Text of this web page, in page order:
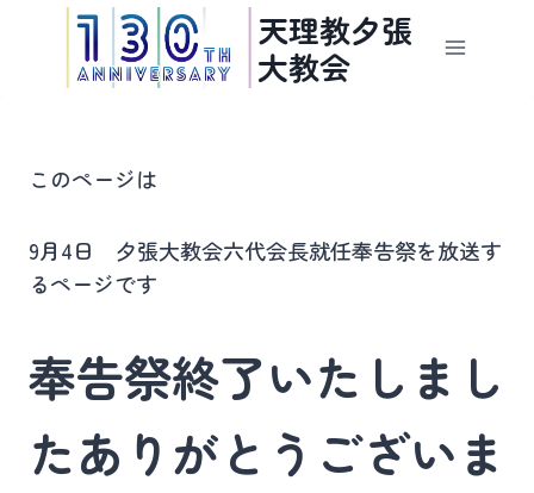
天理教夕張
大教会
このページは
9月4日 夕張大教会六代会長就任奉告祭を放送す
るページです
奉告祭終了いたしまし
たありがとうございま